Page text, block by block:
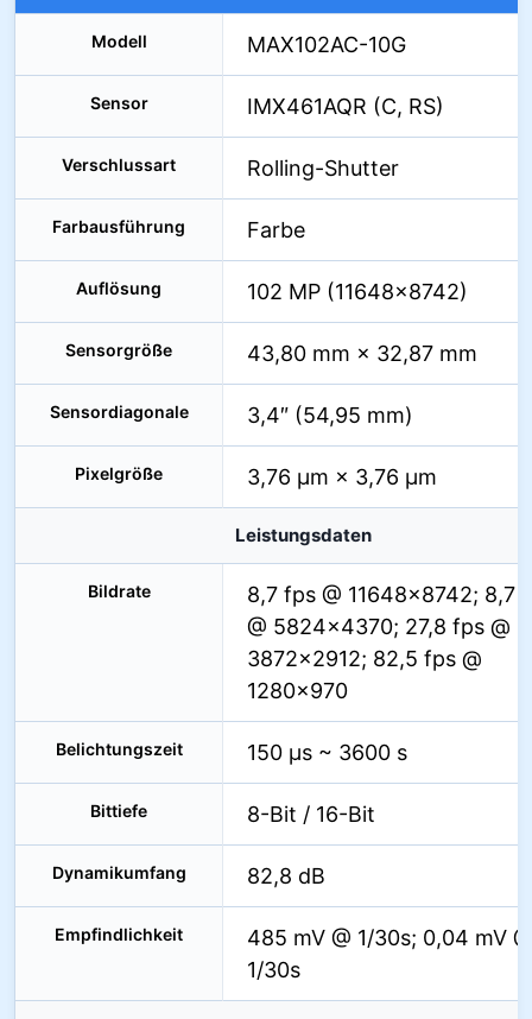
Modell MAX102AC-10G
Sensor IMX461AQR (C, RS)
Verschlussart Rolling-Shutter
Farbausführung Farbe
Auflösung 102 MP (11648×8742)
Sensorgröße 43,80 mm × 32,87 mm
Sensordiagonale 3,4″ (54,95 mm)
Pixelgröße 3,76 µm × 3,76 µm
Leistungsdaten
Bildrate
8,7 fps @ 11648×8742; 8,7
@ 5824×4370; 27,8 fps @
3872×2912; 82,5 fps @
1280×970
Belichtungszeit 150 µs ~ 3600 s
Bittiefe 8-Bit / 16-Bit
Dynamikumfang 82,8 dB
Empfindlichkeit
485 mV @ 1/30s; 0,04 mV @
1/30s